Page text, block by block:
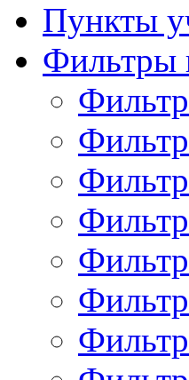
Пункты
Фильтры